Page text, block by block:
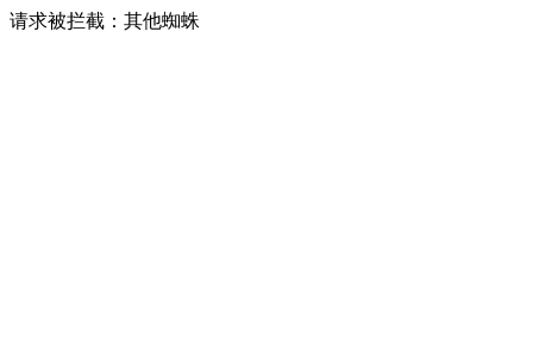
请求被拦截：其他蜘蛛